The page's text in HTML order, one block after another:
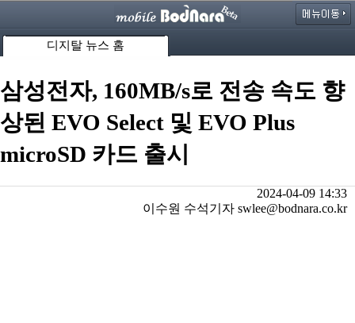
디지탈 뉴스 홈
삼성전자, 160MB/s로 전송 속도 향
상된 EVO Select 및 EVO Plus
microSD 카드 출시
2024-04-09 14:33
이수원 수석기자 swlee@bodnara.co.kr